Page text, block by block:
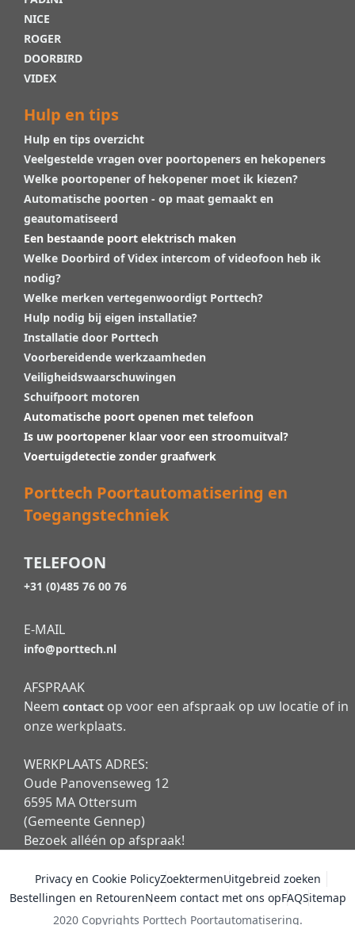
NICE
ROGER
DOORBIRD
VIDEX
Hulp en tips
Hulp en tips overzicht
Veelgestelde vragen over poortopeners en hekopeners
Welke poortopener of hekopener moet ik kiezen?
Automatische poorten - op maat gemaakt en
geautomatiseerd
Een bestaande poort elektrisch maken
Welke Doorbird of Videx intercom of videofoon heb ik
nodig?
Welke merken vertegenwoordigt Porttech?
Hulp nodig bij eigen installatie?
Installatie door Porttech
Voorbereidende werkzaamheden
Veiligheidswaarschuwingen
Schuifpoort motoren
Automatische poort openen met telefoon
Is uw poortopener klaar voor een stroomuitval?
Voertuigdetectie zonder graafwerk
Porttech Poortautomatisering en
Toegangstechniek
TELEFOON
+31 (0)485 76 00 76
E-MAIL
info@porttech.nl
AFSPRAAK
Neem contact op voor een afspraak op uw locatie of in
onze werkplaats.
WERKPLAATS ADRES:
Oude Panovenseweg 12
6595 MA Ottersum
(Gemeente Gennep)
Bezoek alléén op afspraak!
Privacy en Cookie PolicyZoektermenUitgebreid zoeken
Bestellingen en RetourenNeem contact met ons opFAQSitemap
2020 Copyrights Porttech Poortautomatisering.